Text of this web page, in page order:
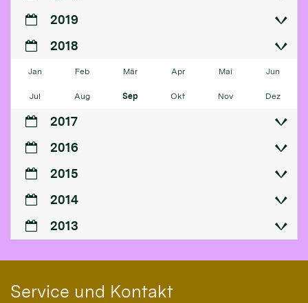
2019
2018
Jan Feb Mär Apr Mai Jun
Jul Aug Sep Okt Nov Dez
2017
2016
2015
2014
2013
Service und Kontakt